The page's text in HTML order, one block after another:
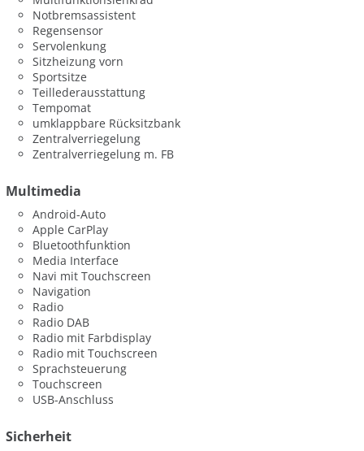
Notbremsassistent
Regensensor
Servolenkung
Sitzheizung vorn
Sportsitze
Teillederausstattung
Tempomat
umklappbare Rücksitzbank
Zentralverriegelung
Zentralverriegelung m. FB
Multimedia
Android-Auto
Apple CarPlay
Bluetoothfunktion
Media Interface
Navi mit Touchscreen
Navigation
Radio
Radio DAB
Radio mit Farbdisplay
Radio mit Touchscreen
Sprachsteuerung
Touchscreen
USB-Anschluss
Sicherheit